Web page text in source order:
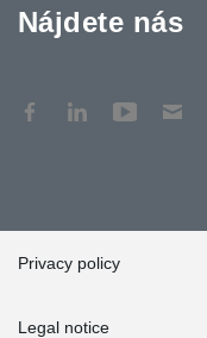
Nájdete nás
Privacy policy
Legal notice